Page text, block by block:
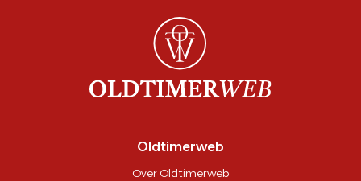
Oldtimerweb
Over Oldtimerweb